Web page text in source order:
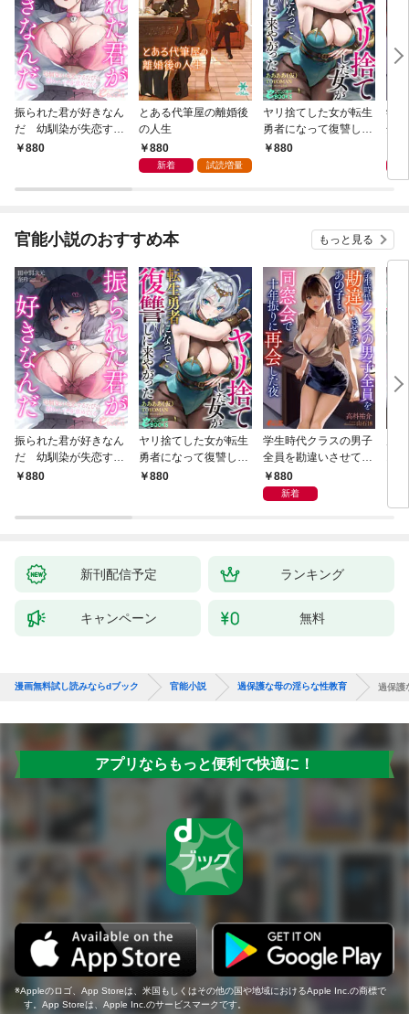
振られた君が好きなん
だ 幼馴染が失恋する
たびに慰めエッチを求
880
とある代筆屋の離婚後
の人生
880
新着 試読増量
ヤリ捨てした女が転生
勇者になって復讐しに
来やがった
880
学
全
年
官能小説のおすすめ本 もっと見る
振られた君が好きなん
だ 幼馴染が失恋する
たびに慰めエッチを求
880
ヤリ捨てした女が転生
勇者になって復讐しに
来やがった
880
学生時代クラスの男子
全員を勘違いさせてた
あの子と、同窓会で十
年振りに再会した夜
880
新着
新刊配信予定 ランキング
キャンペーン 無料
漫画無料試し読みならdブック 官能小説 過保護な母の淫らな性教育 過保護
アプリならもっと便利で快適に！
Appleのロゴ、App Storeは、米国もしくはその他の国や地域におけるApple Inc.の商標で
す。App Storeは、Apple Inc.のサービスマークです。